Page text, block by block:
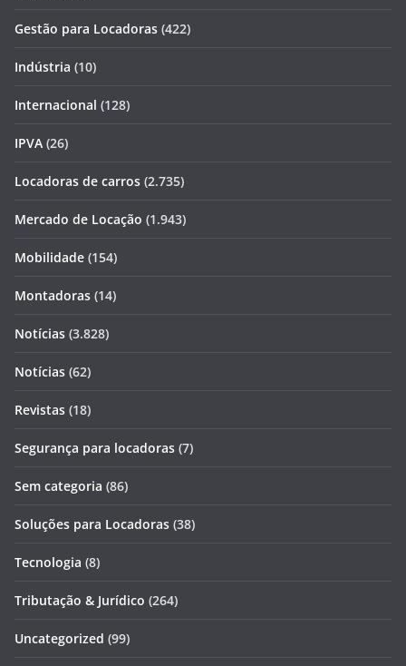
Gestão para Locadoras (422)
Indústria (10)
Internacional (128)
IPVA (26)
Locadoras de carros (2.735)
Mercado de Locação (1.943)
Mobilidade (154)
Montadoras (14)
Notícias (3.828)
Notícias (62)
Revistas (18)
Segurança para locadoras (7)
Sem categoria (86)
Soluções para Locadoras (38)
Tecnologia (8)
Tributação & Jurídico (264)
Uncategorized (99)